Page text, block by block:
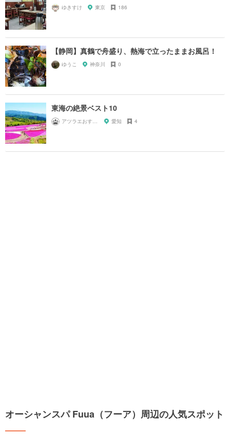
ゆきすけ 東京 186
【静岡】真鶴で舟盛り、熱海で立ったままお風呂！
ゆうこ 神奈川 0
東海の絶景ベスト10
アツラエおすすめ旅プラン！ 愛知 4
オーシャンスパ Fuua（フーア）周辺の人気スポット